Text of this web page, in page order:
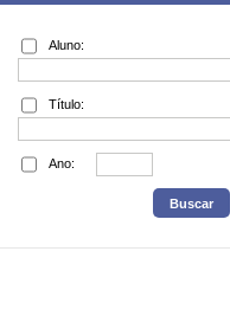
Aluno:
Título:
Ano: